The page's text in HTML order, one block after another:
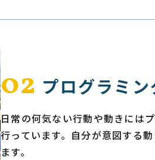
02 プログラミ
日常の何気ない行動や動きには
行っています。自分が意図する
ます。